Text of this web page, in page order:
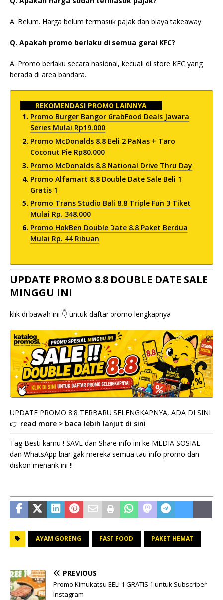
A. Belum. Harga belum termasuk pajak dan biaya takeaway.
Q. Apakah promo berlaku di semua gerai KFC?
A. Promo berlaku secara nasional, kecuali di store KFC yang
berada di area bandara.
REKOMENDASI PROMO LAINNYA
Promo Burger Bangor GrabFood Deals Jawara
Series Mulai Rp19.000
Promo McDonalds 8.8 Beli 2 PaNas + Taro
Coconut Pie Rp80.000
Promo McDonalds 8.8 National Drive Thru Day
Promo Alfamart 8.8 Double Date Sale Beli 1
Gratis 1
Promo Trans Studio Bali 8.8 Triple Fun 3 Tiket
Mulai Rp. 348.000
Promo HokBen Double Date 8.8 Paket Berdua
Mulai Rp. 44 Ribuan
UPDATE PROMO 8.8 DOUBLE DATE SALE
MINGGU INI
klik di bawah ini 👇 untuk daftar promo lengkapnya
UPDATE PROMO 8.8 TERBARU SELENGKAPNYA, ADA DI SINI
👉 read more > baca lebih lanjut di sini
Tag Besti kamu ! SAVE dan Share info ini ke MEDIA SOSIAL
dan WhatsApp biar gak mereka semua tau info promo dan
diskon menarik ini !!
AYAM GORENG FAST FOOD PAKET HEMAT
PREVIOUS
Promo Kimukatsu BELI 1 GRATIS 1 untuk Subscriber
Instagram